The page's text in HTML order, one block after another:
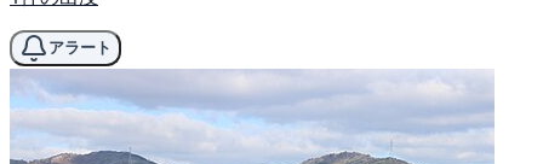
アラート